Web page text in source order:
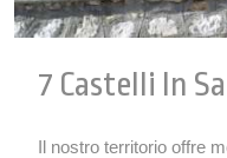
7 Castelli In
Il nostro territorio offre